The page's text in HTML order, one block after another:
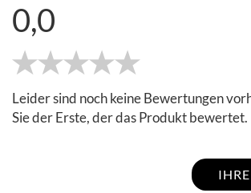
0,0
Leider sind noch keine Bewertungen
Sie der Erste, der das Produkt bewertet.